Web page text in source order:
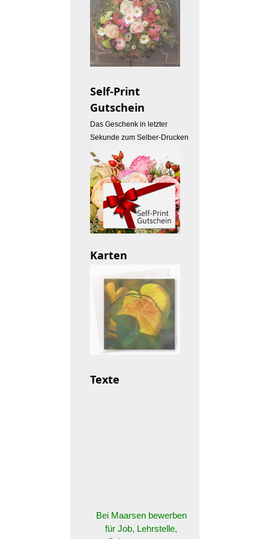
Self-Print
Gutschein
Das Geschenk in letzter
Sekunde zum Selber-Drucken
Karten
Texte
Bei Maarsen bewerben
für Job, Lehrstelle,